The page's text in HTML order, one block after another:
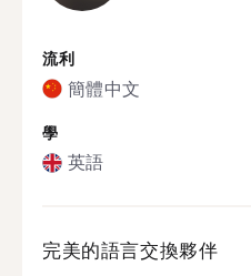
流利
簡體中文
學
英語
完美的語言交換夥伴